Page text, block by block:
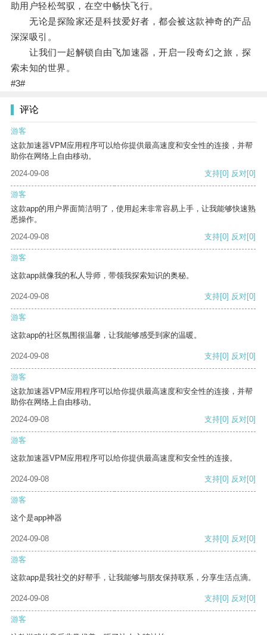
助用户轻松驾驭，在空中畅快飞行。
无论是探险家还是科技爱好者，都会被这款神奇的产品
深深吸引。
让我们一起解锁自由飞加速器，开启一段奇幻之旅，探
索未知的世界。
#3#
评论
游客
这款加速器VPM应用程序可以给你提供最高速度和安全性的连接，并帮
助你在网络上自由移动。
2024-09-08
支持[0] 反对[0]
游客
这款app的用户界面简洁明了，使用起来非常容易上手，让我能够快速熟
悉操作。
2024-09-08
支持[0] 反对[0]
游客
这款app就像我的私人导师，带领我探索知识的奥秘。
2024-09-08 支持[0] 反对[0]
游客
这款app的社区氛围很温馨，让我能够感受到家的温暖。
2024-09-08 支持[0] 反对[0]
游客
这款加速器VPM应用程序可以给你提供最高速度和安全性的连接，并帮
助你在网络上自由移动。
2024-09-08
支持[0] 反对[0]
游客
这款加速器VPM应用程序可以给你提供最高速度和安全性的连接。
2024-09-08 支持[0] 反对[0]
游客
这个是app神器
2024-09-08 支持[0] 反对[0]
游客
这款app是我社交的好帮手，让我能够与朋友保持联系，分享生活点滴。
2024-09-08 支持[0] 反对[0]
游客